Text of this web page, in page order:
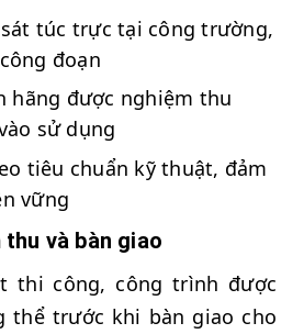
túc trực tại công trường,
đoạn
hãng được nghiệm thu
sử dụng
tiêu chuẩn kỹ thuật, đảm
vững
và bàn giao
thi công, công trình được
thể trước khi bàn giao cho